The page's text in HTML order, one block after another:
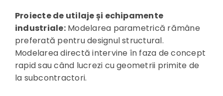
Proiecte de utilaje și echipamente
industriale:Modelarea parametrică rămâne
preferată pentru designul structural.
Modelarea directă intervine în faza de concept
rapid sau când lucrezi cu geometrii primite de
la subcontractori.